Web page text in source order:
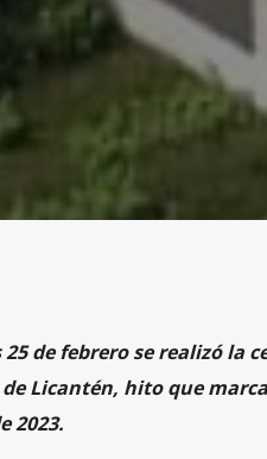
25 de febrero se realizó la
Licantén, hito que
2023.